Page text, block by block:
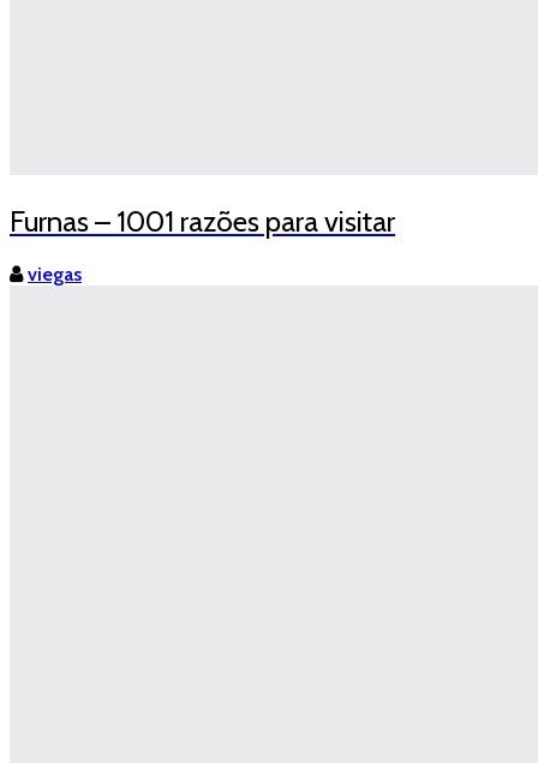
Furnas – 1001 razões para visitar
viegas